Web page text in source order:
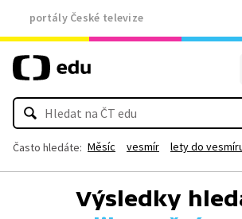
portály České televize
Často hledáte: Měsíc vesmír lety do
Výsledky